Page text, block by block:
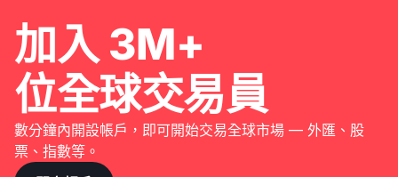
加入 3M+
位全球交易員
數分鐘內開設帳戶，即可開始交易全球市場 — 外匯、股
票、指數等。